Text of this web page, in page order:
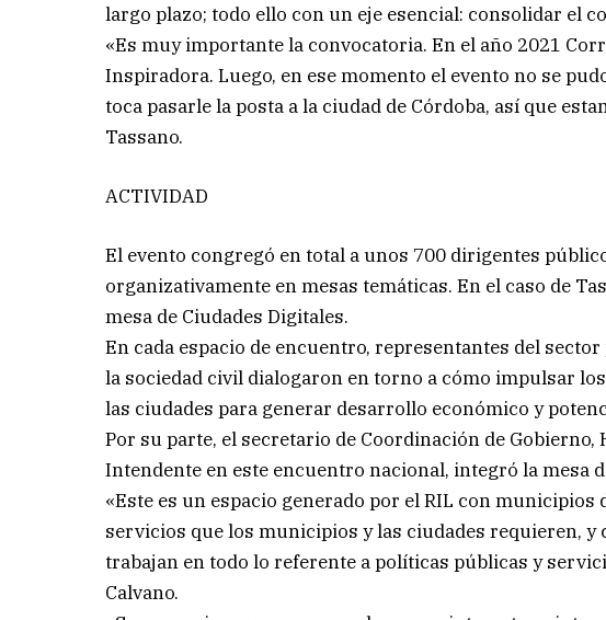
largo plazo; todo ello con un eje esencial: consolidar el
«Es muy importante la convocatoria. En el año 2021
Inspiradora. Luego, en ese momento el evento no se
toca pasarle la posta a la ciudad de Córdoba, así que
Tassano.
ACTIVIDAD
El evento congregó en total a unos 700 dirigentes
organizativamente en mesas temáticas. En el caso de
mesa de Ciudades Digitales.
En cada espacio de encuentro, representantes del
la sociedad civil dialogaron en torno a cómo impulsar
las ciudades para generar desarrollo económico y
Por su parte, el secretario de Coordinación de Gobierno,
Intendente en este encuentro nacional, integró la mesa
«Este es un espacio generado por el RIL con municipios
servicios que los municipios y las ciudades requieren, y
trabajan en todo lo referente a políticas públicas y
Calvano.